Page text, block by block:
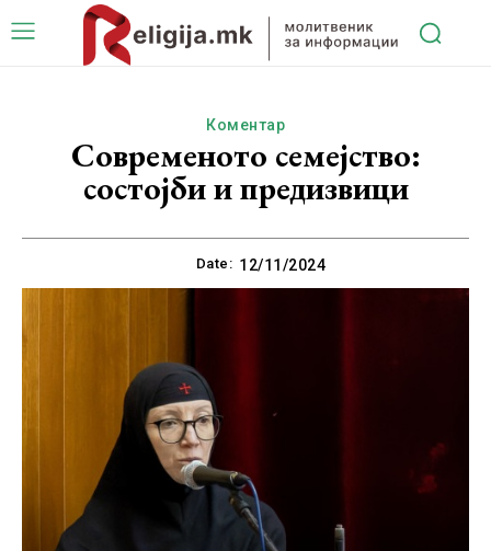
Коментар
Современото семејство:
состојби и предизвици
Date: 12/11/2024